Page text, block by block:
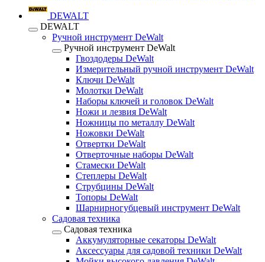
DEWALT
DEWALT
Ручной инструмент DeWalt
Ручной инструмент DeWalt
Гвоздодеры DeWalt
Измерительный ручной инструмент DeWalt
Ключи DeWalt
Молотки DeWalt
Наборы ключей и головок DeWalt
Ножи и лезвия DeWalt
Ножницы по металлу DeWalt
Ножовки DeWalt
Отвертки DeWalt
Отверточные наборы DeWalt
Стамески DeWalt
Степлеры DeWalt
Струбцины DeWalt
Топоры DeWalt
Шарнирногубцевый инструмент DeWalt
Садовая техника
Садовая техника
Аккумуляторные секаторы DeWalt
Аксессуары для садовой техники DeWalt